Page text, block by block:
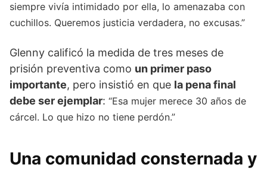
siempre vivía intimidado por ella, lo amenazaba con
cuchillos. Queremos justicia verdadera, no excusas.”
Glenny calificó la medida de tres meses de
prisión preventiva como un primer paso
importante, pero insistió en que la pena final
debe ser ejemplar: “Esa mujer merece 30 años de
cárcel. Lo que hizo no tiene perdón.”
Una comunidad consternada y